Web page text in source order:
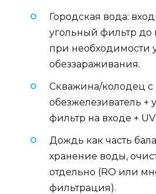
Городская вода:
угольный фильтр до
при необходимости
обеззараживания.
Скважина/колодец
обезжелезиватель +
фильтр на входе +
Дождь как часть
хранение воды,
отдельно (RO или
фильтрация).